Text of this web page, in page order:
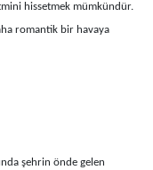
hissetmek mümkündür.
romantik bir havaya
şehrin önde gelen